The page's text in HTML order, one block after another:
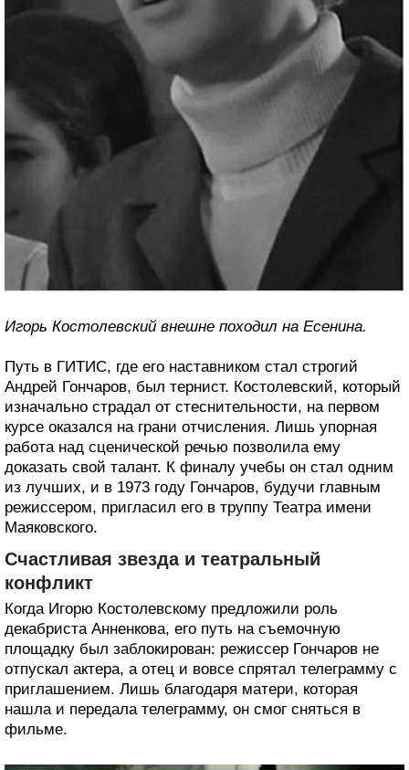
Игорь Костолевский внешне походил на Есенина.
Путь в ГИТИС, где его наставником стал строгий
Андрей Гончаров, был тернист. Костолевский, который
изначально страдал от стеснительности, на первом
курсе оказался на грани отчисления. Лишь упорная
работа над сценической речью позволила ему
доказать свой талант. К финалу учебы он стал одним
из лучших, и в 1973 году Гончаров, будучи главным
режиссером, пригласил его в труппу Театра имени
Маяковского.
Счастливая звезда и театральный
конфликт
Когда Игорю Костолевскому предложили роль
декабриста Анненкова, его путь на съемочную
площадку был заблокирован: режиссер Гончаров не
отпускал актера, а отец и вовсе спрятал телеграмму с
приглашением. Лишь благодаря матери, которая
нашла и передала телеграмму, он смог сняться в
фильме.